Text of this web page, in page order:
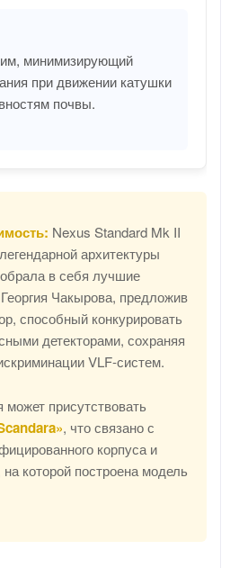
минимизирующий
при движении катушки
почвы.
Nexus Standard Mk II
архитектуры
в себя лучшие
Чакырова, предложив
способный конкурировать
детекторами, сохраняя
VLF-систем.
присутствовать
, что связано с
корпуса и
которой построена модель